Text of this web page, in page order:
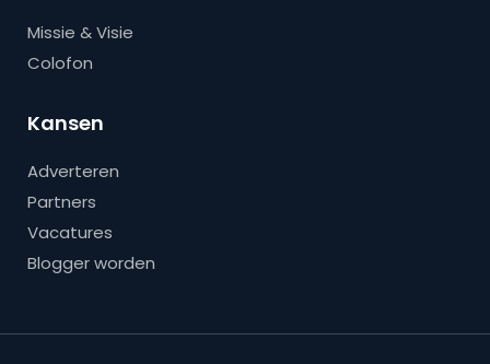
Missie & Visie
Colofon
Kansen
Adverteren
Partners
Vacatures
Blogger worden